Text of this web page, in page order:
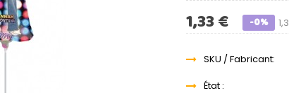
1,33 € -0%
SKU / Fabricant:
État :